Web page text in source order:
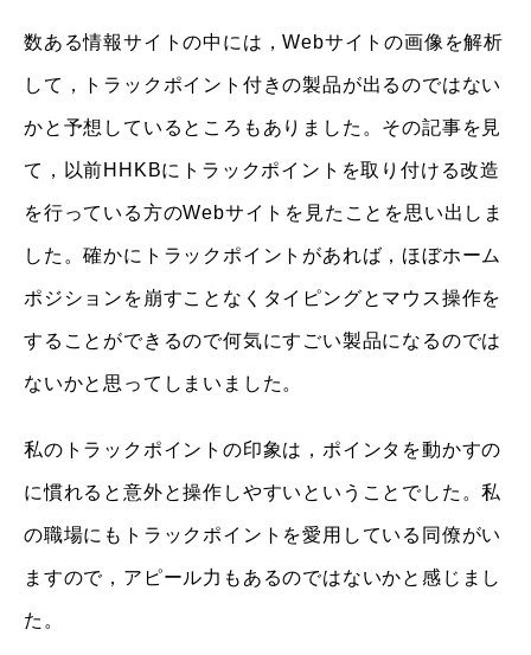
数ある情報サイトの中には，Webサイトの画像を解析
して，トラックポイント付きの製品が出るのではない
かと予想しているところもありました。その記事を見
て，以前HHKBにトラックポイントを取り付ける改造
を行っている方のWebサイトを見たことを思い出しま
した。確かにトラックポイントがあれば，ほぼホーム
ポジションを崩すことなくタイピングとマウス操作を
することができるので何気にすごい製品になるのでは
ないかと思ってしまいました。
私のトラックポイントの印象は，ポインタを動かすの
に慣れると意外と操作しやすいということでした。私
の職場にもトラックポイントを愛用している同僚がい
ますので，アピール力もあるのではないかと感じまし
た。